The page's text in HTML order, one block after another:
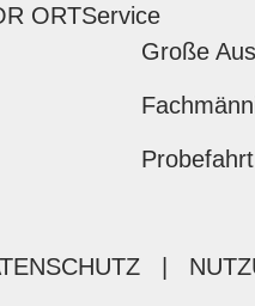
ORTService
Große